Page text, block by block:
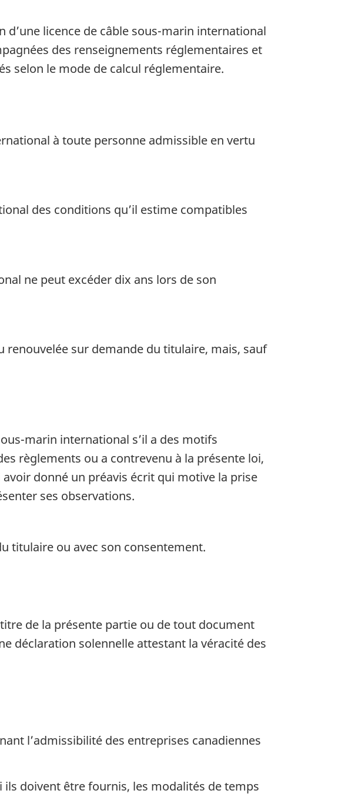
licence de câble sous-marin international
des renseignements réglementaires et
selon le mode de calcul réglementaire.
à toute personne admissible en vertu
des conditions qu’il estime compatibles
ne peut excéder dix ans lors de son
sur demande du titulaire, mais, sauf
marin international s’il a des motifs
règlements ou a contrevenu à la présente loi,
donné un préavis écrit qui motive la prise
ses observations.
titulaire ou avec son consentement.
de la présente partie ou de tout document
déclaration solennelle attestant la véracité des
l’admissibilité des entreprises canadiennes
doivent être fournis, les modalités de temps